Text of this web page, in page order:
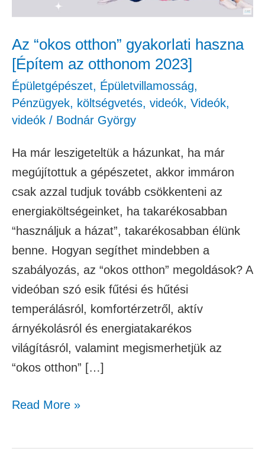
Az “okos otthon” gyakorlati haszna
[Építem az otthonom 2023]
Épületgépészet, Épületvillamosság,
Pénzügyek, költségvetés, videók, Videók,
videók / Bodnár György
Ha már leszigeteltük a házunkat, ha már
megújítottuk a gépészetet, akkor immáron
csak azzal tudjuk tovább csökkenteni az
energiaköltségeinket, ha takarékosabban
“használjuk a házat”, takarékosabban élünk
benne. Hogyan segíthet mindebben a
szabályozás, az “okos otthon” megoldások? A
videóban szó esik fűtési és hűtési
temperálásról, komfortérzetről, aktív
árnyékolásról és energiatakarékos
világításról, valamint megismerhetjük az
“okos otthon” […]
2023]
Read More »